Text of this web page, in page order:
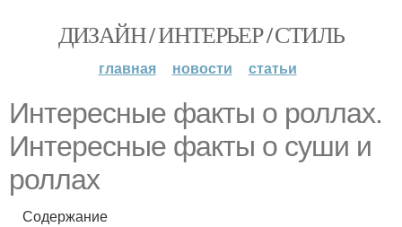
ДИЗАЙН / ИНТЕРЬЕР / СТИЛЬ
главная новости статьи
Интересные факты о роллах.
Интересные факты о суши и
роллах
Содержание